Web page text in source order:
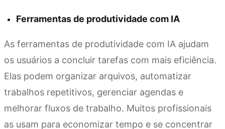
Ferramentas de produtividade com IA
As ferramentas de produtividade com IA ajudam
os usuários a concluir tarefas com mais eficiência.
Elas podem organizar arquivos, automatizar
trabalhos repetitivos, gerenciar agendas e
melhorar fluxos de trabalho. Muitos profissionais
as usam para economizar tempo e se concentrar